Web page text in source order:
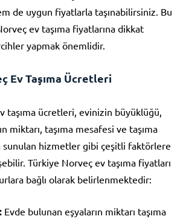
de uygun fiyatlarla taşınabilirsiniz. Bu
ev taşıma fiyatlarına dikkat
yapmak önemlidir.
Ev Taşıma Ücretleri
taşıma ücretleri, evinizin büyüklüğü,
miktarı, taşıma mesafesi ve taşıma
sunulan hizmetler gibi çeşitli faktörlere
Türkiye Norveç ev taşıma fiyatları
bağlı olarak belirlenmektedir:
Evde bulunan eşyaların miktarı taşıma